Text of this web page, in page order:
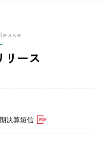
リース
決算短信